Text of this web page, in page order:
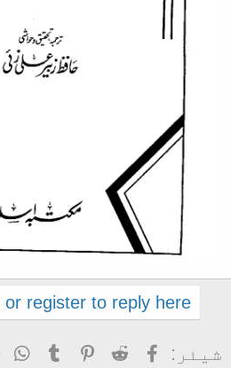
register to reply here.
شیئر: Facebook
Reddit
Pinterest